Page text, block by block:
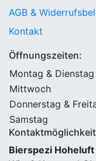
AGB &
Kontakt
Öffnungszeiten:
Montag & Dienstag
Mittwoch
Donnerstag &
Samstag
Bierspezi Hoheluft